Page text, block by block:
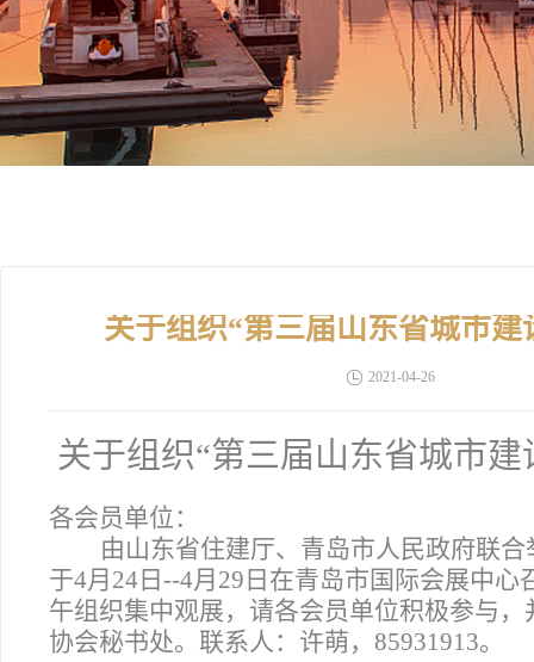
关于组织“第三届山东省城市
2021-04-26
关于组织“第三届山东省城市
各会员单位：
由山东省住建厅、青岛市人民政府联
于4月24日--4月29日在青岛市国际会展中
午组织集中观展，请各会员单位积极参与，
协会秘书处。联系人：许萌，85931913。